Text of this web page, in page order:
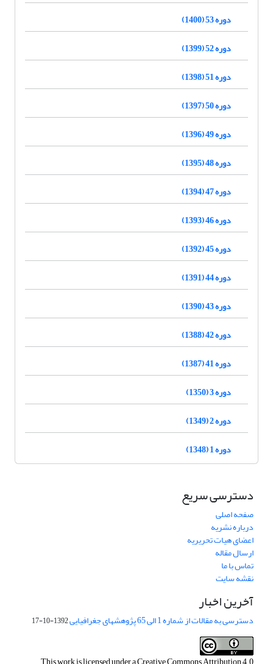
دوره 53 (1400)
دوره 52 (1399)
دوره 51 (1398)
دوره 50 (1397)
دوره 49 (1396)
دوره 48 (1395)
دوره 47 (1394)
دوره 46 (1393)
دوره 45 (1392)
دوره 44 (1391)
دوره 43 (1390)
دوره 42 (1388)
دوره 41 (1387)
دوره 3 (1350)
دوره 2 (1349)
دوره 1 (1348)
دسترسی سریع
صفحه اصلی
درباره نشریه
اعضای هیات تحریریه
ارسال مقاله
تماس با ما
نقشه سایت
آخرین اخبار
دسترسی به مقالات از شماره 1 الی 65 پژوهشهای جغرافیایی 1392-10-17